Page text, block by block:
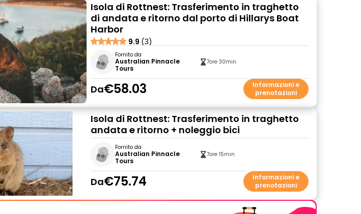
Isola di Rottnest: Trasferimento in traghetto
di andata e ritorno dal porto di Hillarys Boat
Harbor
9.9 (3)
Fornito da
Australian Pinnacle
Tours
7ore 30min
Da€58.03
Informazioni e
prenotazioni
Isola di Rottnest: Trasferimento in traghetto
andata e ritorno + noleggio bici
Fornito da
Australian Pinnacle
Tours
7ore 15min
Da€75.74
Informazioni e
prenotazioni